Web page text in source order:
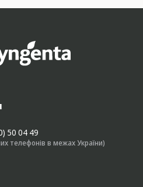
50 04 49
телефонів в межах України)